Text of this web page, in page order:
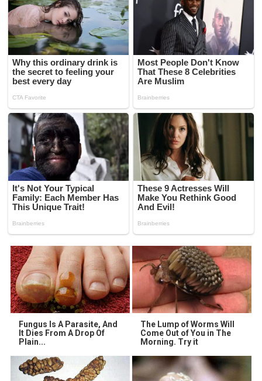
Fungus Is A Parasite, And
It Dies From A Drop Of
Plain...
The Lump of Worms Will
Come Out of You in The
Morning. Try it